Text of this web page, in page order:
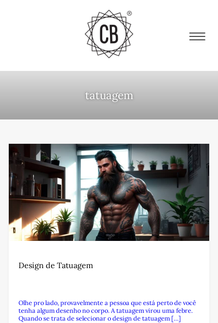
tatuagem
Design de Tatuagem
Olhe pro lado, provavelmente a pessoa que está perto de você
tenha algum desenho no corpo. A tatuagem virou uma febre.
Quando se trata de selecionar o design de tatuagem […]